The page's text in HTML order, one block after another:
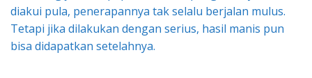
diakui pula, penerapannya tak selalu berjalan mulus.
Tetapi jika dilakukan dengan serius, hasil manis pun
bisa didapatkan setelahnya.